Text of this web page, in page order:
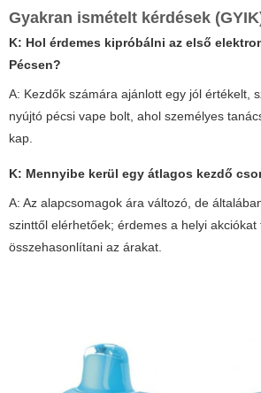
Gyakran ismételt kérdések
K: Hol érdemes kipróbálni az első
Pécsen?
A: Kezdők számára ajánlott egy jól értékelt,
nyújtó pécsi vape bolt, ahol személyes
kap.
K: Mennyibe kerül egy átlagos kezdő
A: Az alapcsomagok ára változó, de
szinttől elérhetőek; érdemes a helyi akciókat
összehasonlítani az árakat.